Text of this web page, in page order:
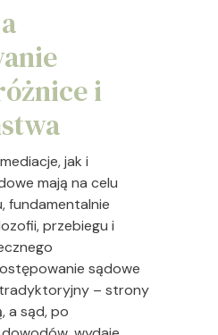
i
jak i
mają na celu
fundamentalnie
przebiegu i
sądowe
– strony
a sąd, po